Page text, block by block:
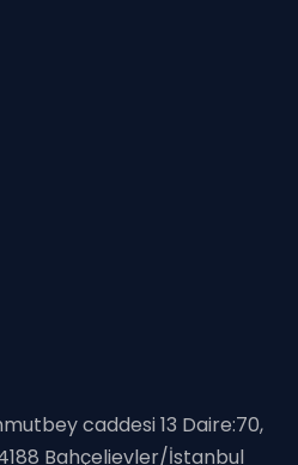
caddesi 13 Daire:70,
Bahçelievler/İstanbul